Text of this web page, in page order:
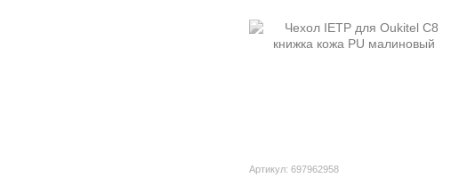
Артикул: 697962958